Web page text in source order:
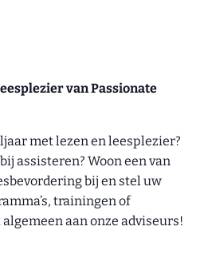
van Passionate
met lezen en leesplezier?
assisteren? Woon een van
bij en stel uw
trainingen of
aan onze adviseurs!